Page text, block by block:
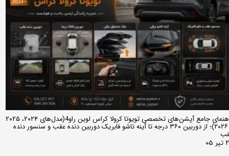
راهنمای جامع آپشن‌های تخصصی تویوتا کرولا کراس لوین راو4(مدل‌های ۲۰۲۴، ۲۰۲۵
و ۲۰۲۶)؛ از دوربین ۳۶۰ درجه تا آینه تاشو فابریک دوربین دنده عقب و سنسور دنده